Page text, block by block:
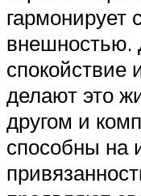
гармонирует
спокойствие
делают это
другом и
способны на